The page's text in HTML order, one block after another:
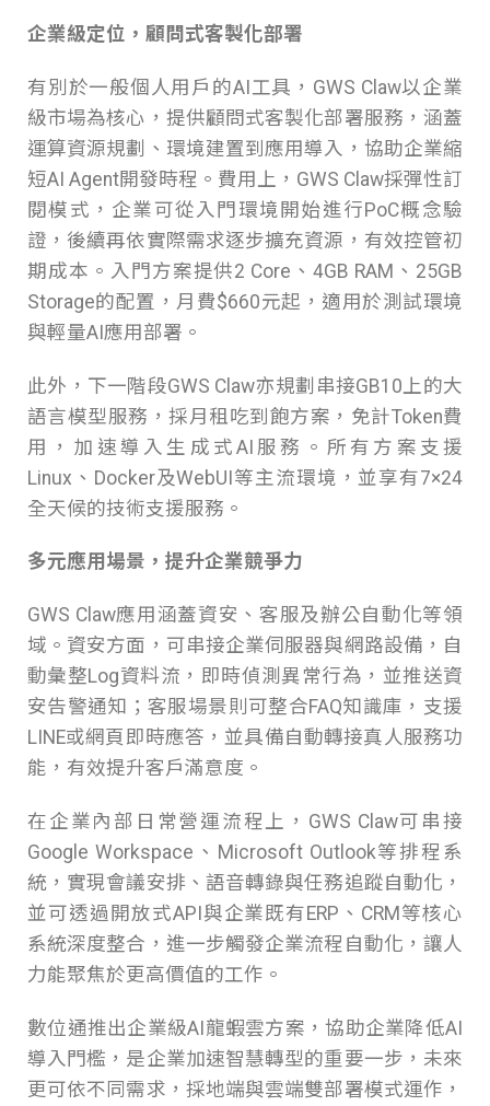
企業級定位，顧問式客製化部署
有別於一般個人用戶的AI工具，GWS Claw以企業
級市場為核心，提供顧問式客製化部署服務，涵蓋
運算資源規劃、環境建置到應用導入，協助企業縮
短AI Agent開發時程。費用上，GWS Claw採彈性訂
閱模式，企業可從入門環境開始進行PoC概念驗
證，後續再依實際需求逐步擴充資源，有效控管初
期成本。入門方案提供2 Core、4GB RAM、25GB
Storage的配置，月費$660元起，適用於測試環境
與輕量AI應用部署。
此外，下一階段GWS Claw亦規劃串接GB10上的大
語言模型服務，採月租吃到飽方案，免計Token費
用，加速導入生成式AI服務。所有方案支援
Linux、Docker及WebUI等主流環境，並享有7×24
全天候的技術支援服務。
多元應用場景，提升企業競爭力
GWS Claw應用涵蓋資安、客服及辦公自動化等領
域。資安方面，可串接企業伺服器與網路設備，自
動彙整Log資料流，即時偵測異常行為，並推送資
安告警通知；客服場景則可整合FAQ知識庫，支援
LINE或網頁即時應答，並具備自動轉接真人服務功
能，有效提升客戶滿意度。
在企業內部日常營運流程上，GWS Claw可串接
Google Workspace、Microsoft Outlook等排程系
統，實現會議安排、語音轉錄與任務追蹤自動化，
並可透過開放式API與企業既有ERP、CRM等核心
系統深度整合，進一步觸發企業流程自動化，讓人
力能聚焦於更高價值的工作。
數位通推出企業級AI龍蝦雲方案，協助企業降低AI
導入門檻，是企業加速智慧轉型的重要一步，未來
更可依不同需求，採地端與雲端雙部署模式運作，